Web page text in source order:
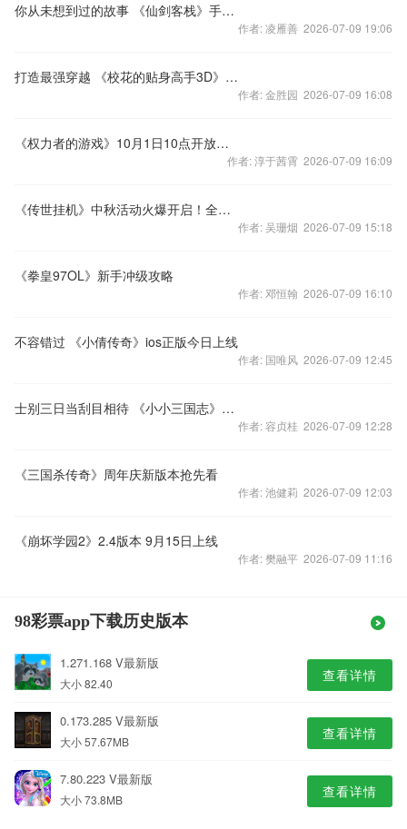
你从未想到过的故事 《仙剑客栈》手游的趣味剧情
作者: 凌雁善 2026-07-09 19:06
打造最强穿越 《校花的贴身高手3D》新版本曝光
作者: 金胜园 2026-07-09 16:08
《权力者的游戏》10月1日10点开放新服
作者: 淳于茜霄 2026-07-09 16:09
《传世挂机》中秋活动火爆开启！全民登陆送月饼
作者: 吴珊烟 2026-07-09 15:18
《拳皇97OL》新手冲级攻略
作者: 邓恒翰 2026-07-09 16:10
不容错过 《小倩传奇》ios正版今日上线
作者: 国唯风 2026-07-09 12:45
士别三日当刮目相待 《小小三国志》武将突破解析
作者: 容贞桂 2026-07-09 12:28
《三国杀传奇》周年庆新版本抢先看
作者: 池健莉 2026-07-09 12:03
《崩坏学园2》2.4版本 9月15日上线
作者: 樊融平 2026-07-09 11:16
98彩票app下载历史版本
1.271.168 V最新版
大小 82.40 查看详情
0.173.285 V最新版
大小 57.67MB 查看详情
7.80.223 V最新版
大小 73.8MB 查看详情